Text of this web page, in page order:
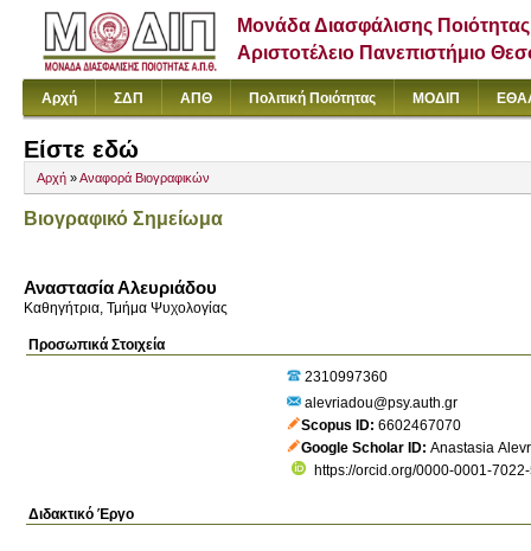
Μονάδα Διασφάλισης Ποιότητας
Αριστοτέλειο Πανεπιστήμιο
Αρχή ΣΔΠ ΑΠΘ Πολιτική Ποιότητας ΜΟΔΙΠ
Είστε εδώ
Αρχή »Αναφορά Βιογραφικών
Βιογραφικό Σημείωμα
Αναστασία Αλευριάδου
Καθηγήτρια, Τμήμα Ψυχολογίας
Προσωπικά Στοιχεία
2310997360
alevriadou@psy.auth.gr
Scopus ID 6602467070
Google Scholar ID Anastasia
https://orcid.org/0000-0001-
Διδακτικό Έργο